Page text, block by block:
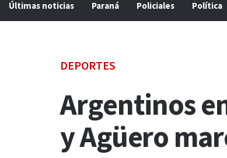
Últimas noticias Paraná Policiales Política
DEPORTES
Argentinos
y Agüero